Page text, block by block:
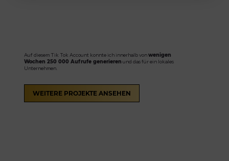
Auf diesem Tik Tok Account konnte ich innerhalb vonwenigen
Wochen 250 000 Aufrufe generieren und das für ein lokales
Unternehmen.
WEITERE PROJEKTE ANSEHEN